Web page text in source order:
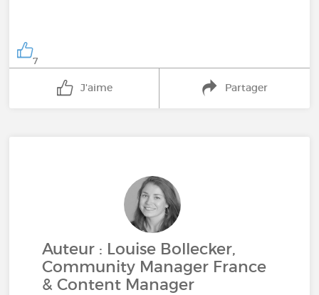
7
J'aime Partager
Auteur : Louise Bollecker,
Community Manager France
& Content Manager